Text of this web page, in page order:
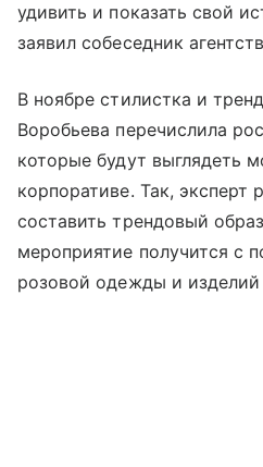
удивить и показать свой
заявил собеседник
В ноябре стилистка и
Воробьева перечислила
которые будут выглядеть
корпоративе. Так, эксперт
составить трендовый
мероприятие получится с
розовой одежды и изделий